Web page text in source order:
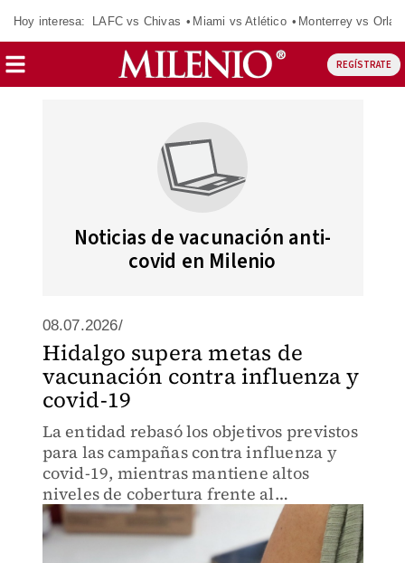
Hoy interesa: LAFC vs Chivas Miami vs Atlético Monterrey vs
REGÍSTRATE
Noticias de vacunación anti-
covid en Milenio
08.07.2026/
Hidalgo supera metas de
vacunación contra influenza y
covid-19
La entidad rebasó los objetivos previstos
para las campañas contra influenza y
covid-19, mientras mantiene altos
niveles de cobertura frente al
sarampión, VPH y tosferina